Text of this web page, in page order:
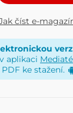
číst e-
aplikaci
ke stažení.